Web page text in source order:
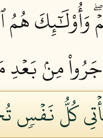
هُمُ
مِنۢ بَعۡدِ
كُلُّ